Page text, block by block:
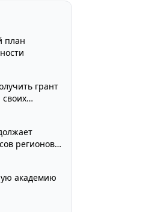
план
грант
регионов
академию